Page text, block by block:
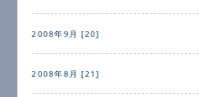
2008年9月 [20]
2008年8月 [21]